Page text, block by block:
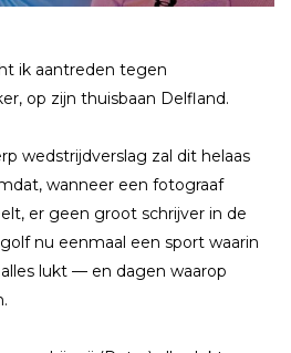
ik aantreden tegen
op zijn thuisbaan Delfland.
wedstrijdverslag zal dit helaas
wanneer een fotograaf
er geen groot schrijver in de
nu eenmaal een sport waarin
lukt — en dagen waarop